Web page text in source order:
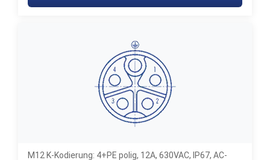
M12 K-Kodierung: 4+PE polig, 12A, 630VAC, IP67, AC-